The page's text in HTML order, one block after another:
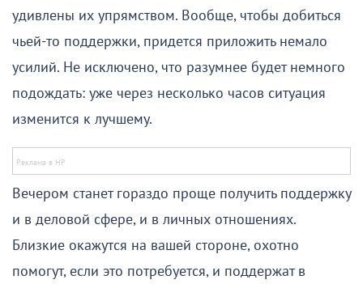
удивлены их упрямством. Вообще, чтобы добиться
чьей-то поддержки, придется приложить немало
усилий. Не исключено, что разумнее будет немного
подождать: уже через несколько часов ситуация
изменится к лучшему.
Вечером станет гораздо проще получить поддержку
и в деловой сфере, и в личных отношениях.
Близкие окажутся на вашей стороне, охотно
помогут, если это потребуется, и поддержат в